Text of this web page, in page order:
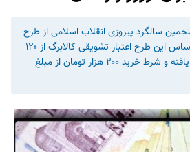
سالگرد پیروزی انقلاب اسلامی از طرح
فجرانه رونمایی کرد که بر اساس این طرح اعتبار تشویقی کالابرگ از ۱۲۰
به ۲۲۰ هزار تومان افزایش یافته و شرط خرید ۲۰۰ هزار تومان از مبلغ